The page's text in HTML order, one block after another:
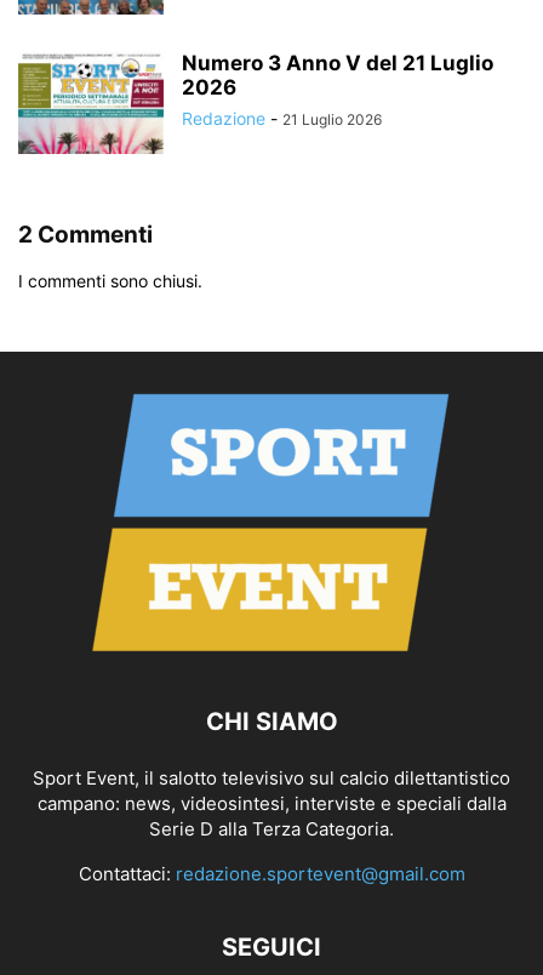
Numero 3 Anno V del 21 Luglio
2026
Redazione - 21 Luglio 2026
2 Commenti
I commenti sono chiusi.
CHI SIAMO
Sport Event, il salotto televisivo sul calcio dilettantistico
campano: news, videosintesi, interviste e speciali dalla
Serie D alla Terza Categoria.
Contattaci: redazione.sportevent@gmail.com
SEGUICI